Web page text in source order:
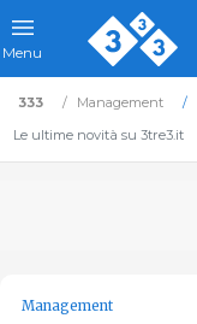
Menu
333 Management
Le ultime novità su 3tre3.it
Management